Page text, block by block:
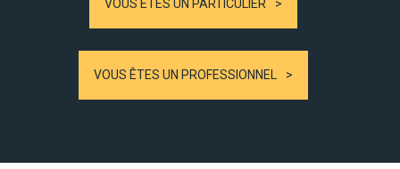
VOUS ÊTES UN PARTICULIER
VOUS ÊTES UN PROFESSIONNEL